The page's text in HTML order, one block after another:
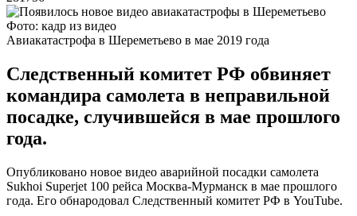
Фото: кадр из видео
Авиакатастрофа в Шереметьево в мае 2019 года
Следственный комитет РФ обвиняет
командира самолета в неправильной
посадке, случившейся в мае прошлого
года.
Опубликовано новое видео аварийной посадки самолета
Sukhoi Superjet 100 рейса Москва-Мурманск в мае прошлого
года. Его обнародовал Следственный комитет РФ в YouTube.